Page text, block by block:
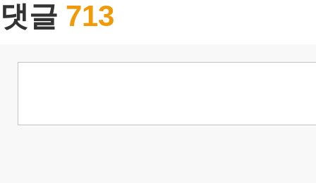
댓글 713